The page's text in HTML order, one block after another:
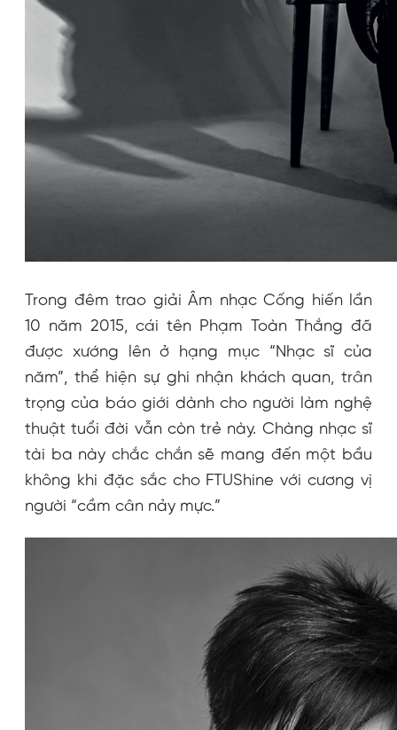
Trong đêm trao giải Âm nhạc Cống hiến lần
10 năm 2015, cái tên Phạm Toàn Thắng đã
được xướng lên ở hạng mục “Nhạc sĩ của
năm”, thể hiện sự ghi nhận khách quan, trân
trọng của báo giới dành cho người làm nghệ
thuật tuổi đời vẫn còn trẻ này. Chàng nhạc sĩ
tài ba này chắc chắn sẽ mang đến một bầu
không khi đặc sắc cho FTUShine với cương vị
người “cầm cân nảy mực.”